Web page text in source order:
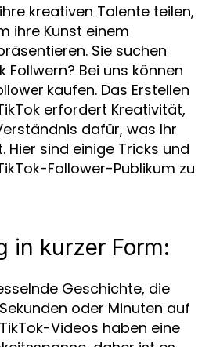
kreativen Talente teilen,
ihre Kunst einem
Sie suchen
Follwern? Bei uns können
kaufen. Das Erstellen
erfordert Kreativität,
dafür, was Ihr
Hier sind einige Tricks und
Follower-Publikum zu
in kurzer Form:
Geschichte, die
oder Minuten auf
Videos haben eine